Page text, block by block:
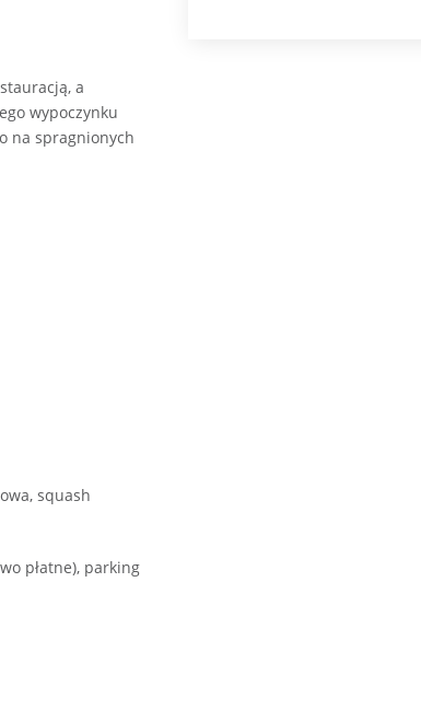
a
wypoczynku
na spragnionych
squash
płatne), parking